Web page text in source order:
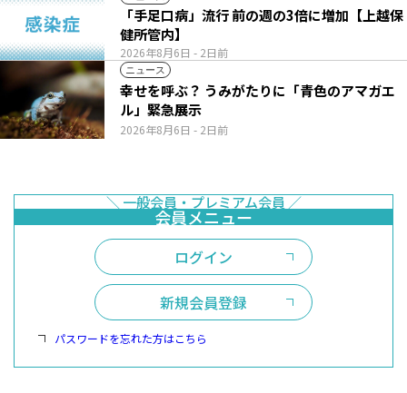
2026年8月6日 - 2日前
「手足口病」流行 前の週の3倍に増加【上越保
健所管内】
ニュース
2026年8月6日 - 2日前
幸せを呼ぶ？ うみがたりに「青色のアマガエ
ル」緊急展示
ログイン
新規会員登録
パスワードを忘れた方はこちら